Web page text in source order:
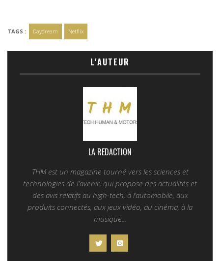
TAGS : Daydream Netflix
L'AUTEUR
LA REDACTION
THM est un magazine tourné vers les sciences et
technologies de l'avenir, qui propose des actualités et
des avis relatifs au high-tech, à l’automobile, aux
produits connectés, aux jeux vidéo, au cinéma, à la
musique...